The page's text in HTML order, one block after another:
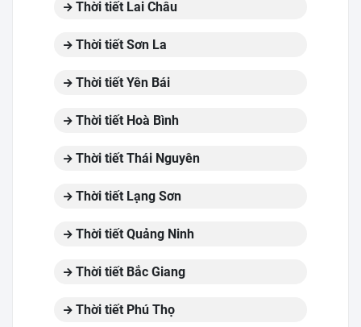
Thời tiết Lai Châu
Thời tiết Sơn La
Thời tiết Yên Bái
Thời tiết Hoà Bình
Thời tiết Thái Nguyên
Thời tiết Lạng Sơn
Thời tiết Quảng Ninh
Thời tiết Bắc Giang
Thời tiết Phú Thọ